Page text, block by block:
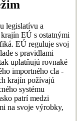
legislatívu a
EÚ s ostatnými
EÚ reguluje svoj
s pravidlami
uplatňujú rovnaké
importného cla -
krajín požívajú
systému
patrí medzi
na svoje výrobky,